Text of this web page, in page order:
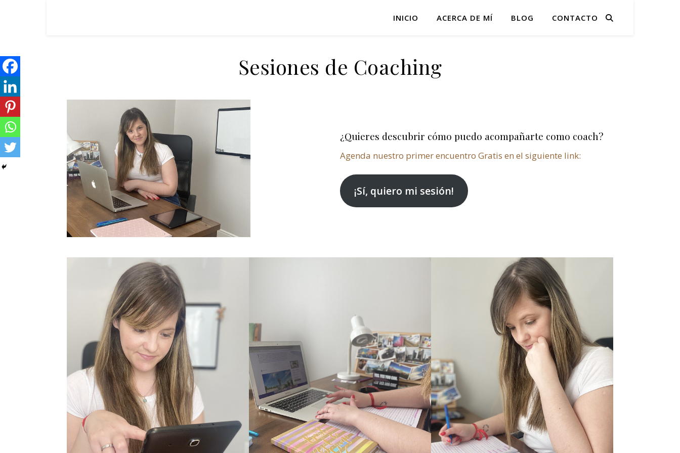
INICIO ACERCA DE MÍ BLOG CONTACTO
Sesiones de Coaching
¿Quieres descubrir cómo puedo acompañarte como coach?
Agenda nuestro primer encuentro Gratis en el siguiente link:
¡Sí, quiero mi sesión!